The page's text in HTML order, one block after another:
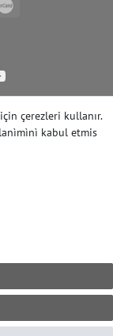
çerezleri kullanır.
kabul etmis